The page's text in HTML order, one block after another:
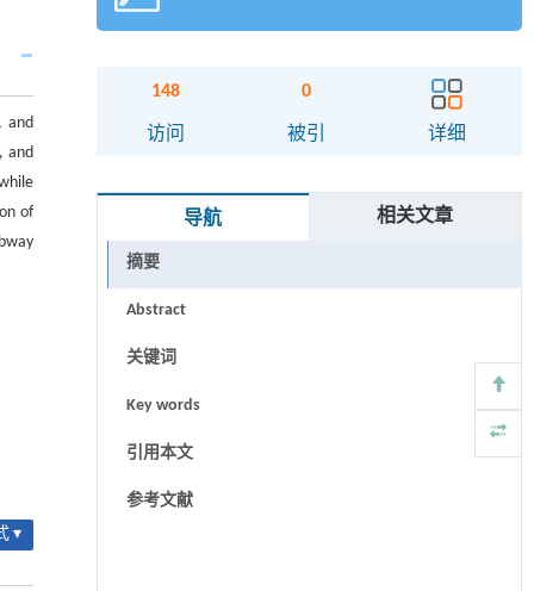
and
and
of
▾
148
访问
0
被引 详细
导航 相关文章
摘要
Abstract
关键词
Key words
引用本文
参考文献